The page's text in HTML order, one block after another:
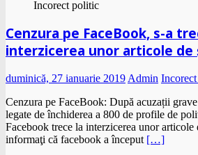
Incorect politic
Cenzura pe FaceBook, s-a
interzicerea unor articole de
duminică, 27 ianuarie 2019 Admin
Cenzura pe FaceBook: După acuzații
legate de închiderea a 800 de profile de
Facebook trece la interzicerea unor
informaţi că facebook a început […]